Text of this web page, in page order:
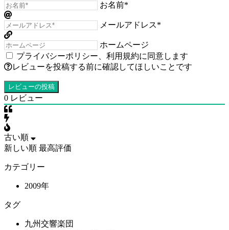
お名前*
メールアドレス*
ホームページ
プライバシーポリシー
利用規約に同意します
レビューを投稿する前に確認してほしいことです
0 レビュー
古い順
新しい順 最高評価
カテゴリー
2009年
タグ
九州交響楽団